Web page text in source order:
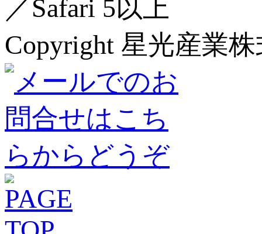
／Safari 5以上
Copyright 星光産業